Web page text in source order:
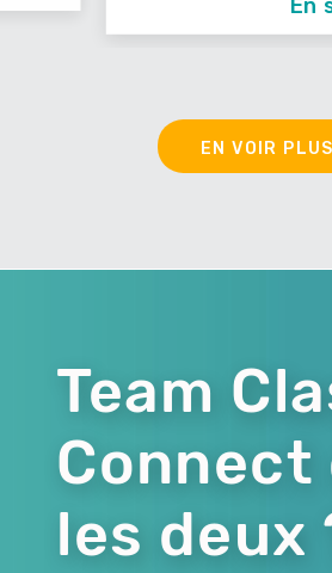
En
EN VOIR PLUS
Team
Connect
les deux